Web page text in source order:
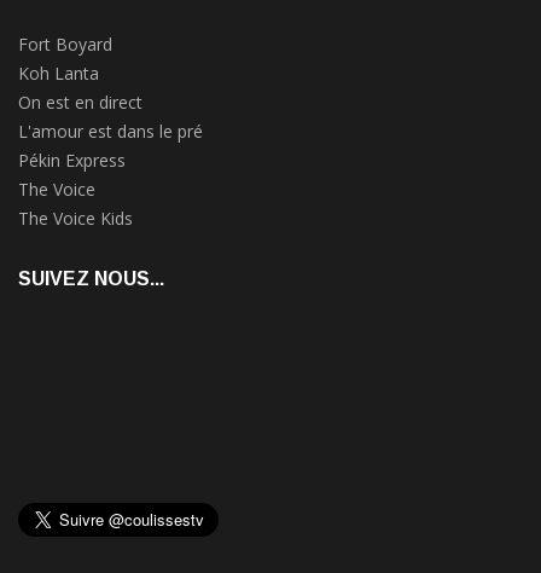
Fort Boyard
Koh Lanta
On est en direct
L'amour est dans le pré
Pékin Express
The Voice
The Voice Kids
SUIVEZ NOUS...